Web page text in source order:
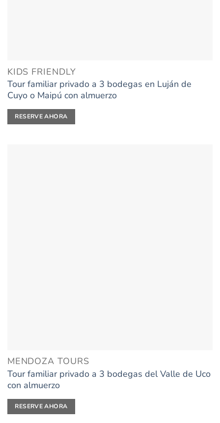
KIDS FRIENDLY
Tour familiar privado a 3 bodegas en Luján de
Cuyo o Maipú con almuerzo
RESERVE AHORA
MENDOZA TOURS
Tour familiar privado a 3 bodegas del Valle de Uco
con almuerzo
RESERVE AHORA